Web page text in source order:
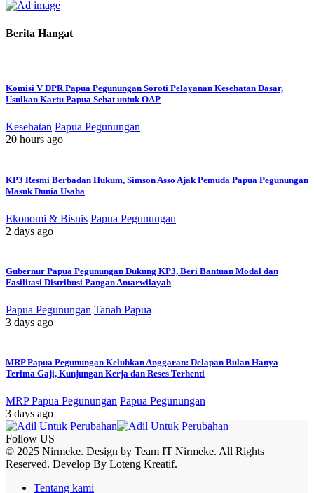
Berita Hangat
Komisi V DPR Papua Pegunungan Soroti Pelayanan Kesehatan Dasar,
Usulkan Kartu Papua Sehat untuk OAP
Kesehatan Papua Pegunungan
20 hours ago
KP3 Resmi Berbadan Hukum, Simson Asso Ajak Pemuda Papua Pegunungan
Masuk Dunia Usaha
Ekonomi & Bisnis Papua Pegunungan
2 days ago
Gubernur Papua Pegunungan Dukung KP3, Beri Bantuan Modal dan
Fasilitasi Distribusi Pangan Antarwilayah
Papua Pegunungan Tanah Papua
3 days ago
MRP Papua Pegunungan Keluhkan Anggaran: Delapan Bulan Hanya
Terima Gaji, Kunjungan Kerja dan Reses Terhenti
MRP Papua Pegunungan Papua Pegunungan
3 days ago
Follow US
© 2025 Nirmeke. Design by Team IT Nirmeke. All Rights
Reserved. Develop By Loteng Kreatif.
Tentang kami